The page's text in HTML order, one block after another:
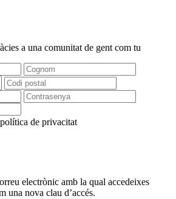
a una comunitat de gent com tu
de privacitat
electrònic amb la qual accedeixes
una nova clau d’accés.